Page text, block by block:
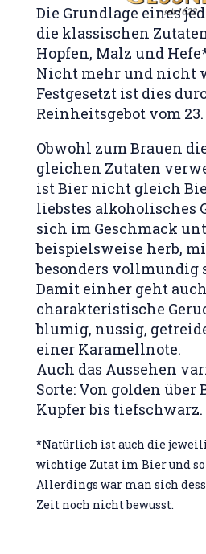
Die Grundlage eines
die klassischen
Hopfen, Malz und
Nicht mehr und nicht
Festgesetzt ist dies
Reinheitsgebot vom 23.
Obwohl zum Brauen
gleichen Zutaten
ist Bier nicht gleich
liebstes alkoholisches
sich im Geschmack
beispielsweise herb,
besonders vollmundig
Damit einher geht
charakteristische
blumig, nussig,
einer Karamellnote.
Auch das Aussehen
Sorte: Von golden
Kupfer bis tiefschwarz.
*Natürlich ist auch die
wichtige Zutat im Bier und
Allerdings war man sich
Zeit noch nicht bewusst.